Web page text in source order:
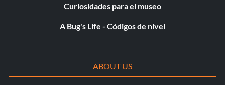
Curiosidades para el museo
A Bug's Life - Códigos de nivel
ABOUT US